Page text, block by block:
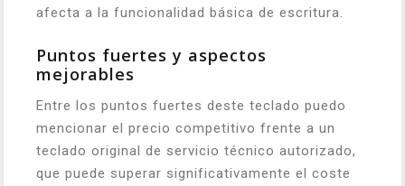
afecta a la funcionalidad básica de escritura.
Puntos fuertes y aspectos
mejorables
Entre los puntos fuertes deste teclado puedo
mencionar el precio competitivo frente a un
teclado original de servicio técnico autorizado,
que puede superar significativamente el coste